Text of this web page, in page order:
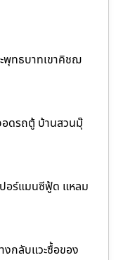
พุทธบาทเขาคิชฌ
ดรถตู้ บ้านสวนมุ๊
ปอร์แมนซีฟู้ด แหลม
กลับแวะซื้อของ